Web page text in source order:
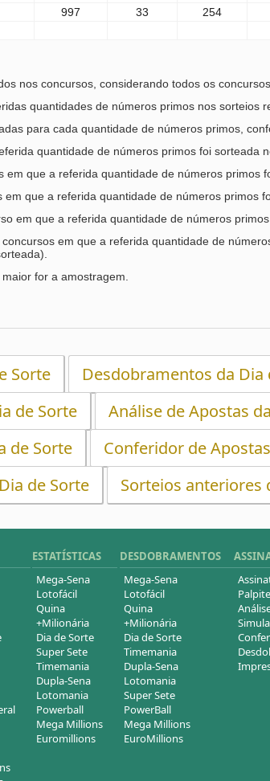
997 33
254
nos concursos, considerando todos os
quantidades de números primos nos sorteios
para cada quantidade de números primos,
quantidade de números primos foi sorteada
em que a referida quantidade de números primos
que a referida quantidade de números primos
em que a referida quantidade de números
em que a referida quantidade de
for a amostragem.
Sorte
Desdobramentos da Dia
de Sorte
Análise de Apostas
de Sorte
Conferidor de
de Sorte
Sorteios anteriores
ESTATÍSTICAS
Mega-Sena
Lotofácil
Quina
+Milionária
Dia de Sorte
Super Sete
Timemania
Dupla-Sena
Lotomania
Powerball
Mega Millions
Euromillions
DESDOBRAMENTOS
Mega-Sena
Lotofácil
Quina
+Milionária
Dia de Sorte
Timemania
Dupla-Sena
Lotomania
Super Sete
PowerBall
Mega Millions
EuroMillions